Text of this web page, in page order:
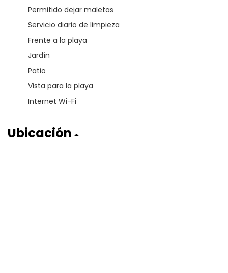
Permitido dejar maletas
Servicio diario de limpieza
Frente a la playa
Jardín
Patio
Vista para la playa
Internet Wi-Fi
Ubicación